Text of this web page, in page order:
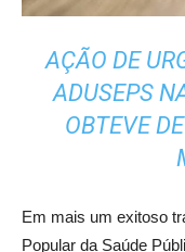
AÇÃO DE
ADUSEPS
OBTEVE
Em mais um exitoso
Popular da Saúde